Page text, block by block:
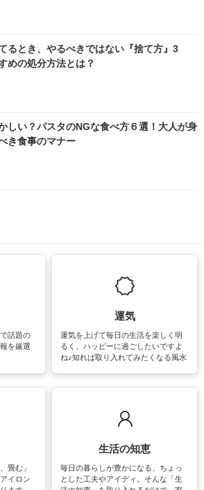
るとき、やるべきではない『捨て方』3
の処分方法とは？
しい？パスタのNGな食べ方６選！大人が身
き食事のマナー
話題の
を厳選
運気
運気を上げて毎日の生活を楽しく明
るく、ハッピーに過ごしたいですよ
ね♪知れば取り入れてみたくなる風水
畳む」
イロン
生活の知恵
毎日の暮らしが豊かになる、ちょっ
とした工夫やアイディ。そんな「生